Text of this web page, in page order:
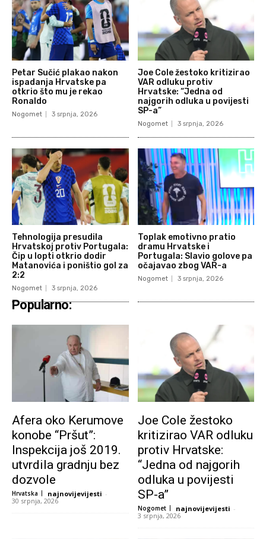
Petar Sučić plakao nakon
ispadanja Hrvatske pa
otkrio što mu je rekao
Ronaldo
Nogomet 3 srpnja, 2026
Joe Cole žestoko kritizirao
VAR odluku protiv
Hrvatske: “Jedna od
najgorih odluka u povijesti
SP-a”
Nogomet 3 srpnja, 2026
Tehnologija presudila
Hrvatskoj protiv Portugala:
Čip u lopti otkrio dodir
Matanovića i poništio gol za
2:2
Nogomet 3 srpnja, 2026
Toplak emotivno pratio
dramu Hrvatske i
Portugala: Slavio golove pa
očajavao zbog VAR-a
Nogomet 3 srpnja, 2026
Popularno:
Afera oko Kerumove
konobe “Pršut”:
Inspekcija još 2019.
utvrdila gradnju bez
dozvole
Hrvatska najnovijevijesti -
30 srpnja, 2026
Joe Cole žestoko
kritizirao VAR odluku
protiv Hrvatske:
“Jedna od najgorih
odluka u povijesti
SP-a”
Nogomet najnovijevijesti -
3 srpnja, 2026